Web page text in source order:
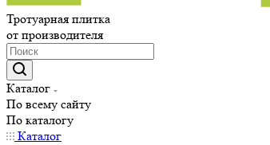
Тротуарная плитка
от производителя
Каталог
По всему сайту
По каталогу
Каталог